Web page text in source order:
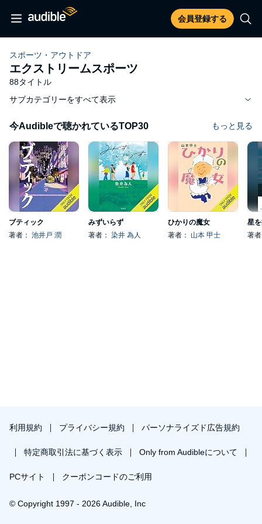
会員登録する
スポーツ・アウトドア
エクストリームスポーツ
88タイトル
サブカテゴリーをすべて表示
今Audibleで聴かれているTOP30 もっと見る
ブティック
著者： 池井戸 潤
みずいらず
著者： 染井 為人
ひかりの魔女
著者： 山本 甲士
星
著
利用規約 プライバシー規約 パーソナライズド広告規約
特定商取引法に基づく表示 Only from Audibleについて
PCサイト クーポンコードのご利用
© Copyright 1997 - 2026 Audible, Inc